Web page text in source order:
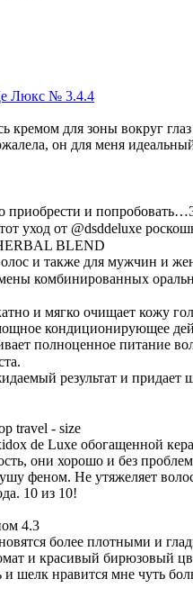
Люкс № 3.4.4
кремом для зоны вокруг
он для меня
приобрести и
уход от @dsddeluxe
BLEND⠀
и также для мужчин и
комбинированных
и мягко очищает кожу
кондиционирующее
полноценное питание
результат и
travel - size
de Luxe обогащенной
они хорошо и без
феном. Не утяжеляет
10 из 10!
4.3
более плотными и
и красивый бирюзовый
и шелк нравится мне чуть